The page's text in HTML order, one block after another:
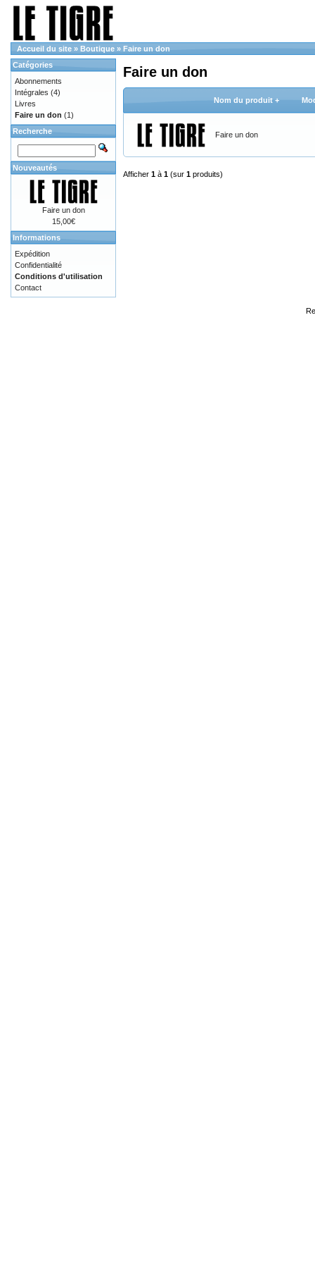
Accueil du site » Boutique » Faire un don
Faire un don
Nom du produit +
Faire un don
Afficher 1 à 1 (sur 1 produits)
Catégories
Abonnements
Intégrales (4)
Livres
Faire un don (1)
Recherche
Nouveautés
Faire un don
15,00€
Informations
Expédition
Confidentialité
Conditions d'utilisation
Contact